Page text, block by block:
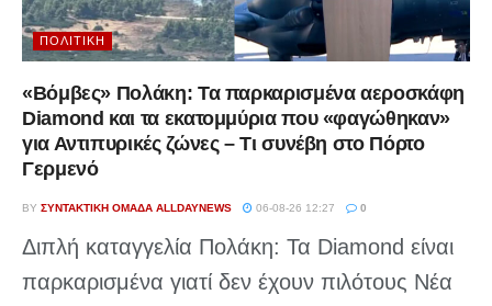
ΠΟΛΙΤΙΚΉ
«Βόμβες» Πολάκη: Τα παρκαρισμένα αεροσκάφη
Diamond και τα εκατομμύρια που «φαγώθηκαν»
για Αντιπυρικές ζώνες – Τι συνέβη στο Πόρτο
Γερμενό
BY ΣΥΝΤΑΚΤΙΚΉ ΟΜΆΔΑ ALLDAYNEWS 06-08-26 12:27 0
Διπλή καταγγελία Πολάκη: Τα Diamond είναι
παρκαρισμένα γιατί δεν έχουν πιλότους Νέα